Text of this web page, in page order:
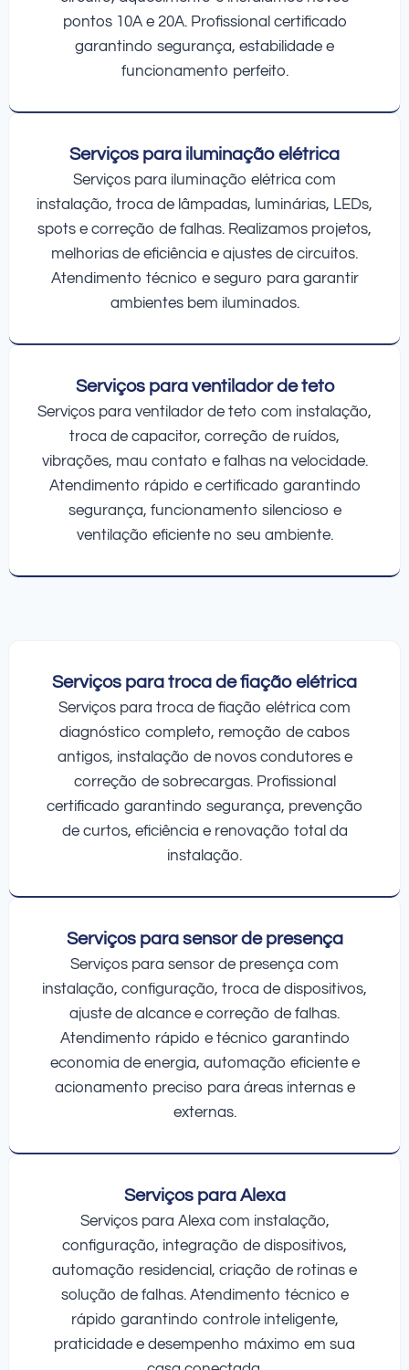
pontos 10A e 20A. Profissional certificado
garantindo segurança, estabilidade e
funcionamento perfeito.
Serviços para iluminação elétrica
Serviços para iluminação elétrica com
instalação, troca de lâmpadas, luminárias, LEDs,
spots e correção de falhas. Realizamos projetos,
melhorias de eficiência e ajustes de circuitos.
Atendimento técnico e seguro para garantir
ambientes bem iluminados.
Serviços para ventilador de teto
Serviços para ventilador de teto com instalação,
troca de capacitor, correção de ruídos,
vibrações, mau contato e falhas na velocidade.
Atendimento rápido e certificado garantindo
segurança, funcionamento silencioso e
ventilação eficiente no seu ambiente.
Serviços para troca de fiação elétrica
Serviços para troca de fiação elétrica com
diagnóstico completo, remoção de cabos
antigos, instalação de novos condutores e
correção de sobrecargas. Profissional
certificado garantindo segurança, prevenção
de curtos, eficiência e renovação total da
instalação.
Serviços para sensor de presença
Serviços para sensor de presença com
instalação, configuração, troca de dispositivos,
ajuste de alcance e correção de falhas.
Atendimento rápido e técnico garantindo
economia de energia, automação eficiente e
acionamento preciso para áreas internas e
externas.
Serviços para Alexa
Serviços para Alexa com instalação,
configuração, integração de dispositivos,
automação residencial, criação de rotinas e
solução de falhas. Atendimento técnico e
rápido garantindo controle inteligente,
praticidade e desempenho máximo em sua